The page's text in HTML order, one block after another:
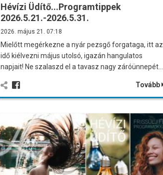
Hévízi Üdítő...Programtippek
2026.5.21.-2026.5.31.
2026. május 21. 07:18
Mielőtt megérkezne a nyár pezsgő forgataga, itt az
idő kiélvezni május utolsó, igazán hangulatos
napjait! Ne szalaszd el a tavasz nagy záróünnepét…
Tovább